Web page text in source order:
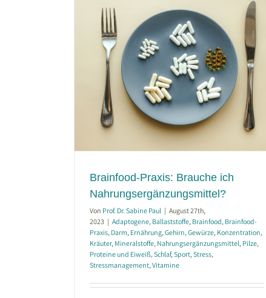
Brainfood-Praxis: Brauche ich
Nahrungsergänzungsmittel?
Von Prof. Dr. Sabine Paul | August 27th,
2023 | Adaptogene, Ballaststoffe, Brainfood, Brainfood-
Praxis, Darm, Ernährung,Gehirn,Gewürze, Konzentration,
Kräuter, Mineralstoffe, Nahrungsergänzungsmittel, Pilze,
Proteine und Eiweiß,Schlaf,Sport,Stress,
Stressmanagement,Vitamine